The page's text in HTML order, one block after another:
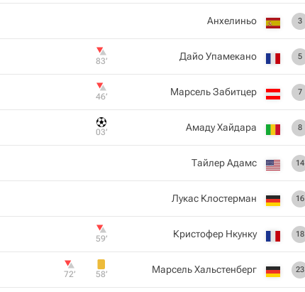
3
Анхелиньо
5
Дайо Упамекано
83‎’‎
7
Марсель Забитцер
46‎’‎
8
Амаду Хайдара
03‎’‎
14
Тайлер Адамс
16
Лукас Клостерман
18
Кристофер Нкунку
59‎’‎
23
Марсель Хальстенберг
58‎’‎
72‎’‎